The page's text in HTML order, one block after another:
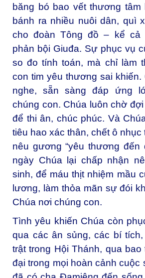
băng bó bao vết thương tâm
bánh ra nhiều nuôi dân, quì
cho đoàn Tông đồ – kể cả
phản bội Giuđa. Sự phục vụ
so đo tính toán, mà chỉ làm
con tim yêu thương sai khiến.
nghe, sẵn sàng đáp ứng
chúng con. Chúa luôn chờ
để thi ân, chúc phúc. Và
tiêu hao xác thân, chết ô nhục
nêu gương “yêu thương đến
ngày Chúa lại chấp nhận
sinh, để máu thịt nhiệm mầu
lương, làm thỏa mãn sự đói
Chúa nơi chúng con.
Tình yêu khiến Chúa còn
qua các ân sủng, các bí
trật trong Hội Thánh, qua bao
đại trong mọi hoàn cảnh cuộc